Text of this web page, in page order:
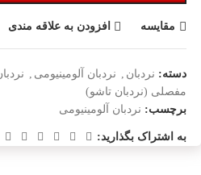
مقایسه افزودن به علاقه مندی
دسته: نردبان , نردبان آلومینیومی ,
مفصلی (نردبان تاشو)
برچسب: نردبان آلومینیومی
به اشتراک بگذارید: